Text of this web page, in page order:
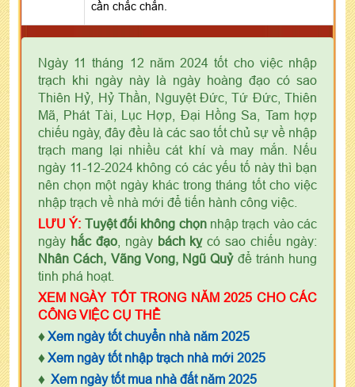
cần chắc chắn.
Ngày 11 tháng 12 năm 2024 tốt cho việc nhập
trạch khi ngày này là ngày hoàng đạo có sao
Thiên Hỷ, Hỷ Thần, Nguyệt Đức, Tứ Đức, Thiên
Mã, Phát Tài, Lục Hợp, Đại Hồng Sa, Tam hợp
chiếu ngày, đây đều là các sao tốt chủ sự về nhập
trạch mang lại nhiều cát khí và may mắn. Nếu
ngày 11-12-2024 không có các yếu tố này thì bạn
nên chọn một ngày khác trong tháng tốt cho việc
nhập trạch về nhà mới để tiến hành công việc.
LƯU Ý: Tuyệt đối không chọnnhập trạch vào các
ngày hắc đạo, ngày bách kỵcó sao chiếu ngày:
Nhân Cách, Vãng Vong, Ngũ Quỷđể tránh hung
tinh phá hoạt.
XEM NGÀY TỐT TRONG NĂM 2025 CHO CÁC
CÔNG VIỆC CỤ THỂ
♦ Xem ngày tốt chuyển nhà năm 2025
♦ Xem ngày tốt nhập trạch nhà mới 2025
♦ Xem ngày tốt mua nhà đất năm 2025